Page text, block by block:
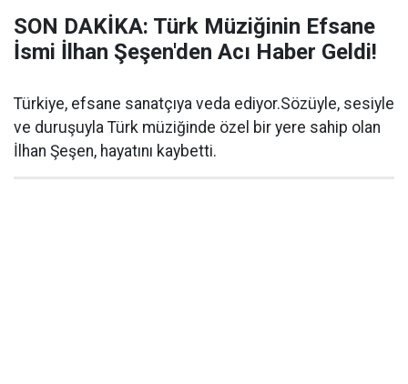
SON DAKİKA: Türk Müziğinin Efsane
İsmi İlhan Şeşen'den Acı Haber Geldi!
Türkiye, efsane sanatçıya veda ediyor.Sözüyle, sesiyle
ve duruşuyla Türk müziğinde özel bir yere sahip olan
İlhan Şeşen, hayatını kaybetti.